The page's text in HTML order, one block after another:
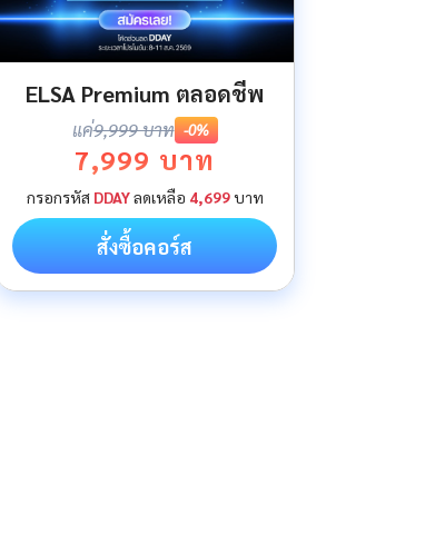
ELSA Premium ตลอดชีพ
แค่9,999 บาท -0%
7,999 บาท
กรอกรหัส DDAYลดเหลือ 4,699บาท
สั่งซื้อคอร์ส